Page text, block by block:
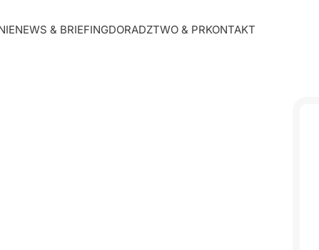
NEWS & BRIEFINGDORADZTWO & PRKONTAKT